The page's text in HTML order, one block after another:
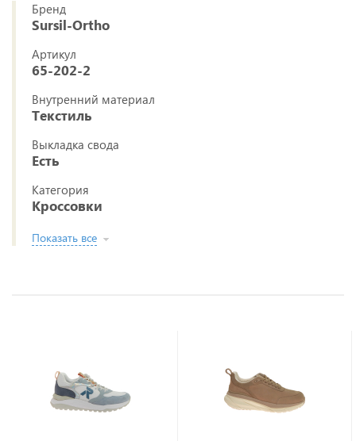
Бренд
Sursil-Ortho
Артикул
65-202-2
Внутренний материал
Текстиль
Выкладка свода
Есть
Категория
Кроссовки
Показать все